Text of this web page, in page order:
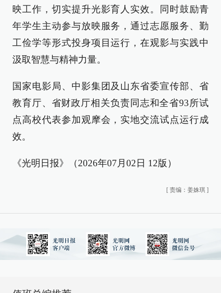
映工作，切实提升光影育人实效。同时鼓励青
年学生主动参与放映服务，通过志愿服务、勤
工俭学等形式投身项目运行，在观影与实践中
汲取智慧与精神力量。
国家电影局、中影集团及山东省委宣传部、省
教育厅、省财政厅相关负责同志和全省93所试
点高校代表参加观摩会，实地交流试点运行成
效。
《光明日报》（2026年07月02日 12版）
[ 责编：姜姝琪 ]